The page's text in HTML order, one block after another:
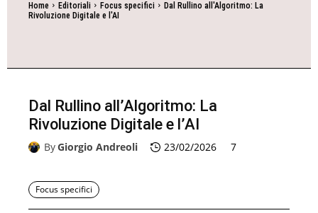
Home Editoriali Focus specifici
Dal Rullino all'Algoritmo: La
Rivoluzione Digitale e l'AI
Dal Rullino all’Algoritmo: La
Rivoluzione Digitale e l’AI
ByGiorgio Andreoli 23/02/2026 7
Focus specifici